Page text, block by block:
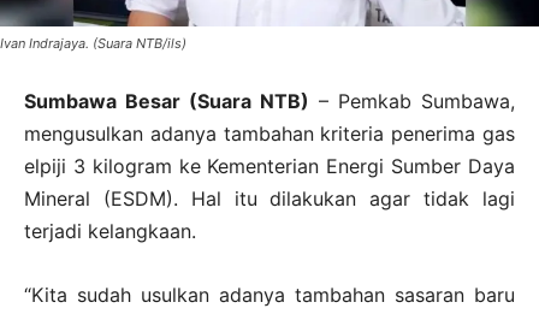
Ivan Indrajaya. (Suara NTB/ils)
Sumbawa Besar (Suara NTB) – Pemkab Sumbawa,
mengusulkan adanya tambahan kriteria penerima gas
elpiji 3 kilogram ke Kementerian Energi Sumber Daya
Mineral (ESDM). Hal itu dilakukan agar tidak lagi
terjadi kelangkaan.
“Kita sudah usulkan adanya tambahan sasaran baru